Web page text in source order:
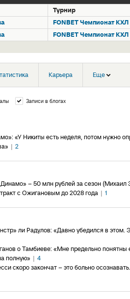
Турнир
FONBET Чемпионат КХЛ
FONBET Чемпионат КХЛ
Карьера Еще
Записи в блогах
«У Никиты есть неделя, потом нужно
| 2
– 50 млн рублей за сезон (Михаил
с Ожигановым до 2028 года | 1
ли Радулов: «Давно убедился в этом.
о Тамбиеве: «Мне предельно понятны
полную» | 4
скоро закончат – это больно